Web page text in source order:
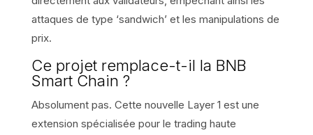
attaques de type ‘sandwich’ et les manipulations de
prix.
Ce projet remplace-t-il la BNB
Smart Chain ?
Absolument pas. Cette nouvelle Layer 1 est une
extension spécialisée pour le trading haute